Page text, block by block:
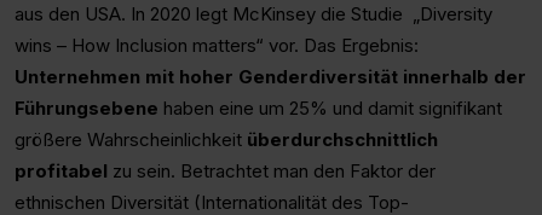
aus den USA. In 2020 legt McKinsey die Studie „Diversity
wins – How Inclusion matters“ vor. Das Ergebnis:
Unternehmen mit hoher Genderdiversität innerhalb der
Führungsebene haben eine um 25% und damit signifikant
größere Wahrscheinlichkeit überdurchschnittlich
profitabel zu sein. Betrachtet man den Faktor der
ethnischen Diversität (Internationalität des Top-